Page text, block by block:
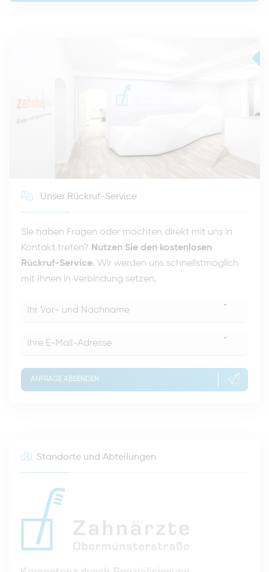
Unser Rückruf-Service
Sie haben Fragen oder möchten direkt mit uns in
Kontakt treten? Nutzen Sie den kostenlosen
Rückruf-Service. Wir werden uns schnellstmöglich
mit Ihnen in Verbindung setzen.
*
*
ANFRAGE ABSENDEN
Standorte und Abteilungen